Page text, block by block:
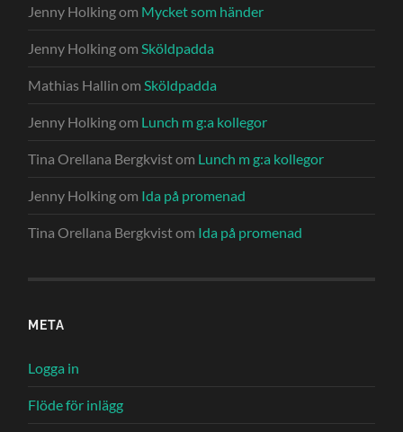
Jenny Holkingom Mycket som händer
Jenny HolkingomSköldpadda
Mathias Hallin omSköldpadda
Jenny Holkingom Lunch m g:a kollegor
Tina Orellana Bergkvistom Lunch m g:a kollegor
Jenny Holkingom Ida på promenad
Tina Orellana Bergkvistom Ida på promenad
META
Logga in
Flöde för inlägg